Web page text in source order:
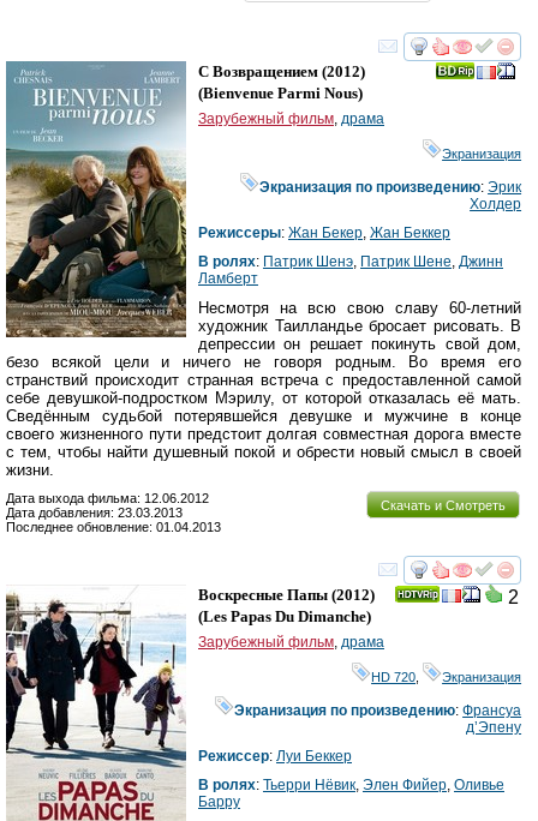
смотреть
С Возвращением (2012)
(Bienvenue Parmi Nous)
Зарубежный фильм драма
Экранизация
Экранизация по произведению:Эрик
Холдер
Режиссеры: Жан Бекер Жан Беккер
В ролях: Патрик Шенэ Патрик Шене Джинн
Ламберт
Несмотря на всю свою славу 60-летний
художник Таилландье бросает рисовать. В
депрессии он решает покинуть свой дом,
безо всякой цели и ничего не говоря родным. Во время его
странствий происходит странная встреча с предоставленной самой
себе девушкой-подростком Мэрилу, от которой отказалась её мать.
Сведённым судьбой потерявшейся девушке и мужчине в конце
своего жизненного пути предстоит долгая совместная дорога вместе
с тем, чтобы найти душевный покой и обрести новый смысл в своей
жизни.
Скачать и Смотреть
Дата выхода фильма: 12.06.2012
Дата добавления: 23.03.2013
Последнее обновление: 01.04.2013
смотреть
2
Воскресные Папы (2012)
(Les Papas Du Dimanche)
Зарубежный фильм, драма
HD 720, Экранизация
Экранизация по произведению:Франсуа
д’Эпену
Режиссер: Луи Беккер
В ролях: Тьерри Нёвик, Элен Фийер, Оливье
Барру